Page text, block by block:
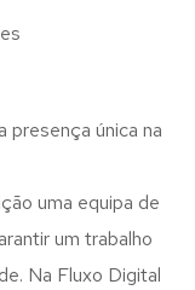
presença única na
uma equipa de
um trabalho
Na Fluxo Digital